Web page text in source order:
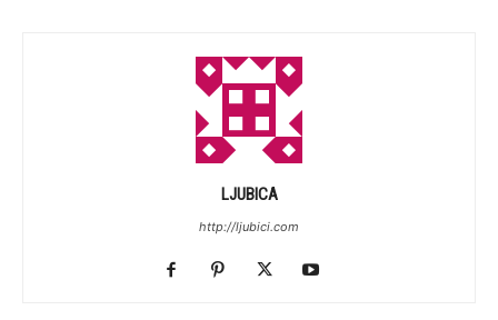
LJUBICA
http://ljubici.com